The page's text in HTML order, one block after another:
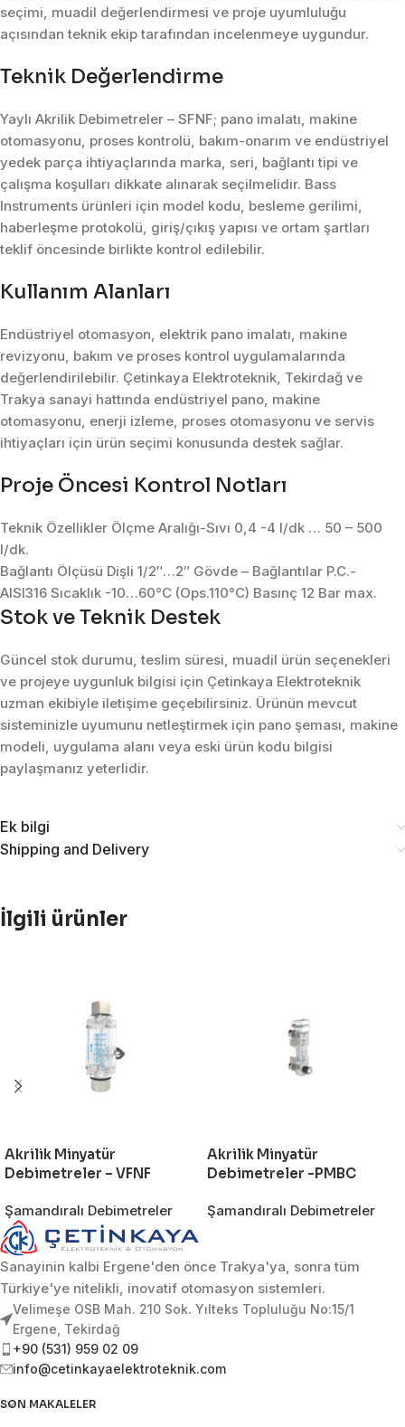
seçimi, muadil değerlendirmesi ve proje uyumluluğu
açısından teknik ekip tarafından incelenmeye uygundur.
Teknik Değerlendirme
Yaylı Akrilik Debimetreler – SFNF; pano imalatı, makine
otomasyonu, proses kontrolü, bakım-onarım ve endüstriyel
yedek parça ihtiyaçlarında marka, seri, bağlantı tipi ve
çalışma koşulları dikkate alınarak seçilmelidir. Bass
Instruments ürünleri için model kodu, besleme gerilimi,
haberleşme protokolü, giriş/çıkış yapısı ve ortam şartları
teklif öncesinde birlikte kontrol edilebilir.
Kullanım Alanları
Endüstriyel otomasyon, elektrik pano imalatı, makine
revizyonu, bakım ve proses kontrol uygulamalarında
değerlendirilebilir. Çetinkaya Elektroteknik, Tekirdağ ve
Trakya sanayi hattında endüstriyel pano, makine
otomasyonu, enerji izleme, proses otomasyonu ve servis
ihtiyaçları için ürün seçimi konusunda destek sağlar.
Proje Öncesi Kontrol Notları
Teknik Özellikler Ölçme Aralığı-Sıvı 0,4 -4 l/dk … 50 – 500
l/dk.
Bağlantı Ölçüsü Dişli 1/2″…2″ Gövde – Bağlantılar P.C.-
AISI316 Sıcaklık -10…60°C (Ops.110°C) Basınç 12 Bar max.
Stok ve Teknik Destek
Güncel stok durumu, teslim süresi, muadil ürün seçenekleri
ve projeye uygunluk bilgisi için Çetinkaya Elektroteknik
uzman ekibiyle iletişime geçebilirsiniz. Ürünün mevcut
sisteminizle uyumunu netleştirmek için pano şeması, makine
modeli, uygulama alanı veya eski ürün kodu bilgisi
paylaşmanız yeterlidir.
Ek bilgi
Shipping and Delivery
İlgili ürünler
Akrilik Minyatür
Debimetreler – VFNF
Şamandıralı Debimetreler
Akrilik Minyatür
Debimetreler -PMBC
Şamandıralı Debimetreler
Sanayinin kalbi Ergene'den önce Trakya'ya, sonra tüm
Türkiye'ye nitelikli, inovatif otomasyon sistemleri.
Velimeşe OSB Mah. 210 Sok. Yılteks Topluluğu No:15/1
Ergene, Tekirdağ
+90 (531) 959 02 09
info@cetinkayaelektroteknik.com
SON MAKALELER